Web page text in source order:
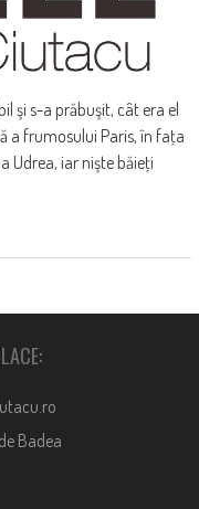
şi s-a prăbuşit, cât era el
a frumosului Paris, în faţa
Udrea, iar nişte băieţi
Badea